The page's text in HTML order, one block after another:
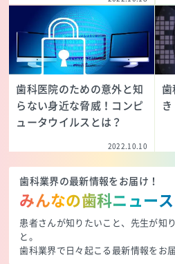
歯科医院のための意外と知
らない身近な脅威！コンピ
ュータウイルスとは？
2022.10.10
歯
歯科業界の最新情報をお届け！
みんなの歯科ニュース
患者さんが知りたいこと、先生が知
と。
歯科業界で日々起こる最新情報をお